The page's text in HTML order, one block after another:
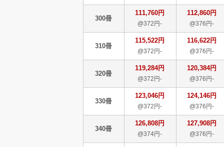
300冊
111,760円
@372円-
112,860円
@376円-
310冊
115,522円
@372円-
116,622円
@376円-
320冊
119,284円
@372円-
120,384円
@376円-
330冊
123,046円
@372円-
124,146円
@376円-
340冊
126,808円
@374円-
127,908円
@376円-